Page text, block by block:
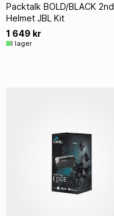
Packtalk BOLD/BLACK 2nd
Helmet JBL Kit
1 649 kr
I lager